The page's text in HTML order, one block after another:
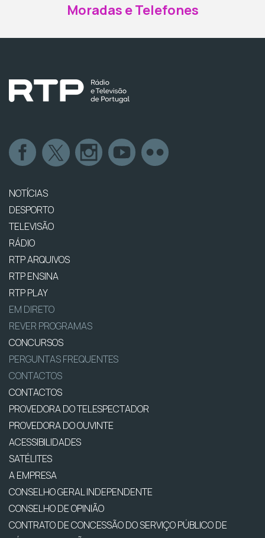
Moradas e Telefones
NOTÍCIAS
DESPORTO
TELEVISÃO
RÁDIO
RTP ARQUIVOS
RTP ENSINA
RTP PLAY
EM DIRETO
REVER PROGRAMAS
CONCURSOS
PERGUNTAS FREQUENTES
CONTACTOS
CONTACTOS
PROVEDORA DO TELESPECTADOR
PROVEDORA DO OUVINTE
ACESSIBILIDADES
SATÉLITES
A EMPRESA
CONSELHO GERAL INDEPENDENTE
CONSELHO DE OPINIÃO
CONTRATO DE CONCESSÃO DO SERVIÇO PÚBLICO DE